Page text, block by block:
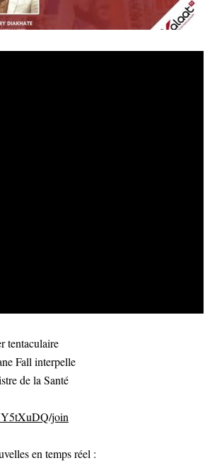
tentaculaire
Fall interpelle
de la Santé
join
en temps réel :